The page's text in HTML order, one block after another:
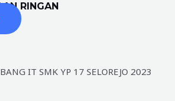
RINGAN
IT SMK YP 17 SELOREJO 2023